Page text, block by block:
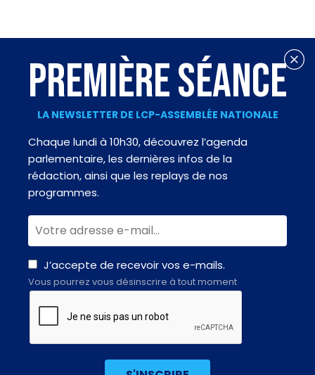
PREMIÈRE SÉANCE
LA NEWSLETTER DE LCP-ASSEMBLÉE NATIONALE
Chaque lundi à 10h30, découvrez l’agenda
parlementaire, les dernières infos de la
rédaction, ainsi que les replays de nos
programmes.
J’accepte de recevoir vos e-mails.
Vous pourrez vous désinscrire à tout moment